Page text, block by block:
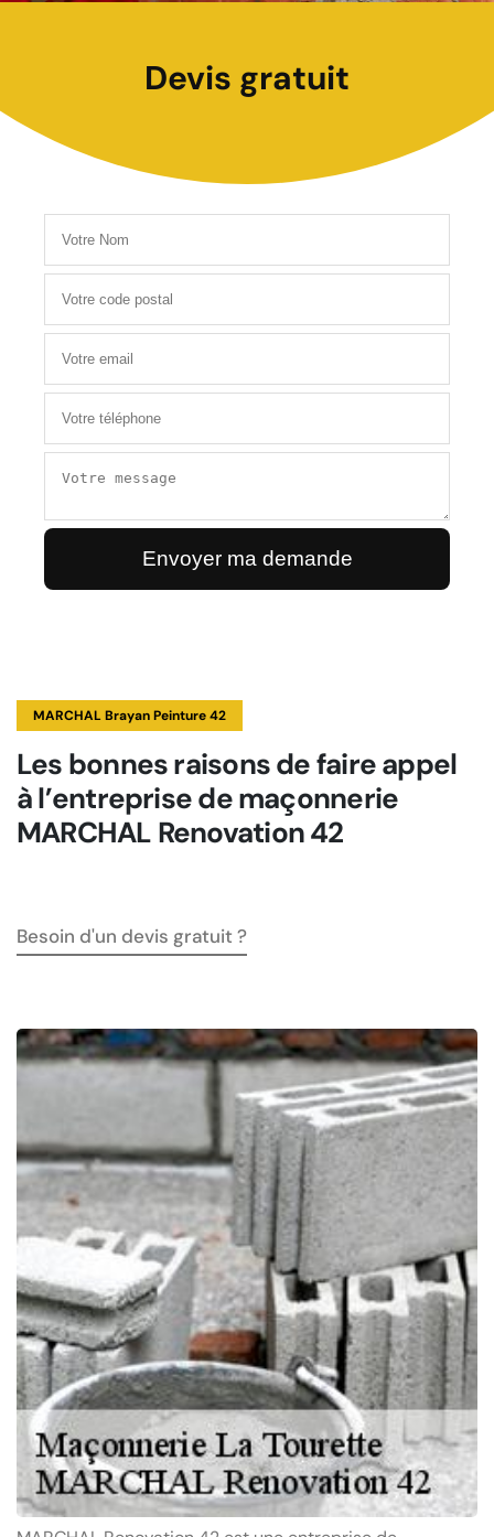
Devis gratuit
MARCHAL Brayan Peinture 42
Les bonnes raisons de faire appel
à l’entreprise de maçonnerie
MARCHAL Renovation 42
Besoin d'un devis gratuit ?